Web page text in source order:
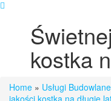
kostka
Home » Usługi Budowlane
jakości kostka na długie